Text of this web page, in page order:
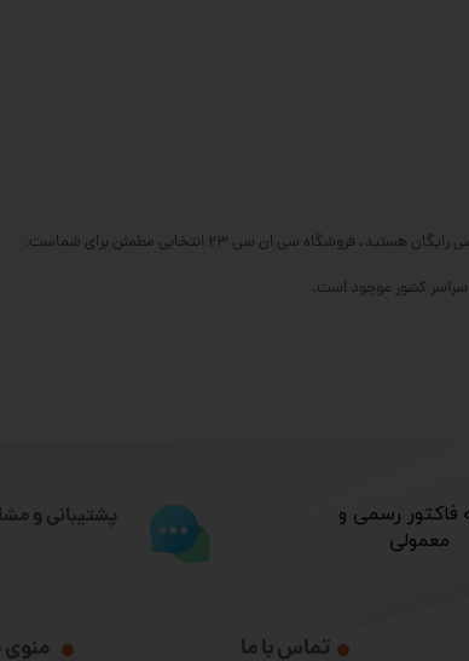
سی ان سی ۲۳ انتخابی مطمئن برای شماست.
تماس با ما
فاکتور رسمی و
معمولی
پشتیبانی و